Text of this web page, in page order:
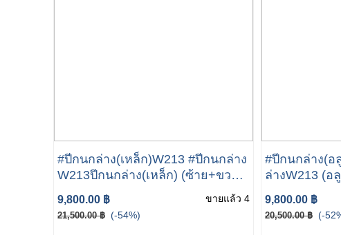
#ปีกนกล่าง(เหล็ก)W213 #ปีกนกล่าง
W213ปีกนกล่าง(เหล็ก) (ซ้าย+ขวา)
W205 W238 W257 เบอร์ 205 330
65 10-66 10 ยี่ห้อ LEMFORDER
39582 01/39583 01
9,800.00 ฿
21,500.00 ฿ (-54%)
ขายแล้ว 4
#ปีกนกล่าง(อ
ล่างW213 (อ
ซ้าย+ขวา)
W257 เบอร์
ยี่ห้อ
9,800.00 ฿
20,500.00 ฿ (-